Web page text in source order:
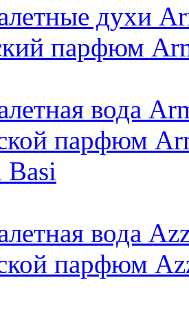
духи
парфюм
вода
парфюм
Basi
вода
парфюм